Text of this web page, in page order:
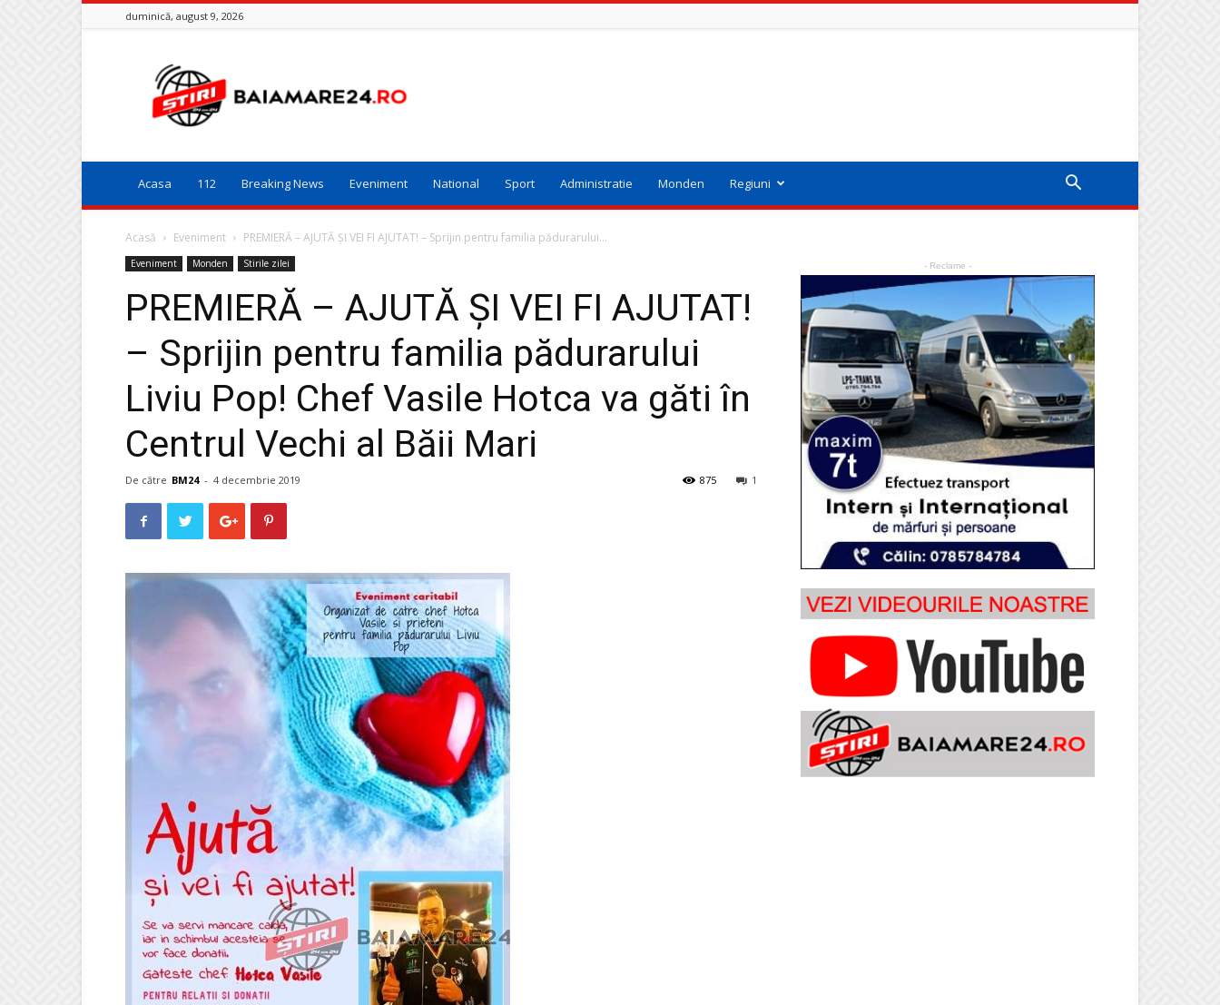
duminică, august 9, 2026
Baia
Mare
24
Acasa 112 Breaking News Eveniment National Sport Administratie Monden Regiuni
Acasă Eveniment PREMIERĂ – AJUTĂ ȘI VEI FI AJUTAT! – Sprijin pentru familia pădurarului...
Eveniment Monden Stirile zilei
PREMIERĂ – AJUTĂ ȘI VEI FI AJUTAT!
– Sprijin pentru familia pădurarului
Liviu Pop! Chef Vasile Hotca va găti în
Centrul Vechi al Băii Mari
De către BM24 - 4 decembrie 2019 1
875
- Reclame -